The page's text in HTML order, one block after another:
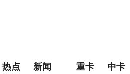
热点
新闻
重卡
中卡